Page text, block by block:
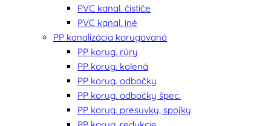
PVC kanal. čističe
PVC kanal. iné
PP kanalizácia korugovaná
PP korug. rúry
PP korug. kolená
PP korug. odbočky
PP korug. odbočky špec.
PP korug. presuvky, spojky